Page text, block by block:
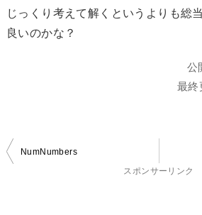
じっくり考えて解くというよりも総
良いのかな？
公
最終
投
NumNumbers
スポンサーリンク